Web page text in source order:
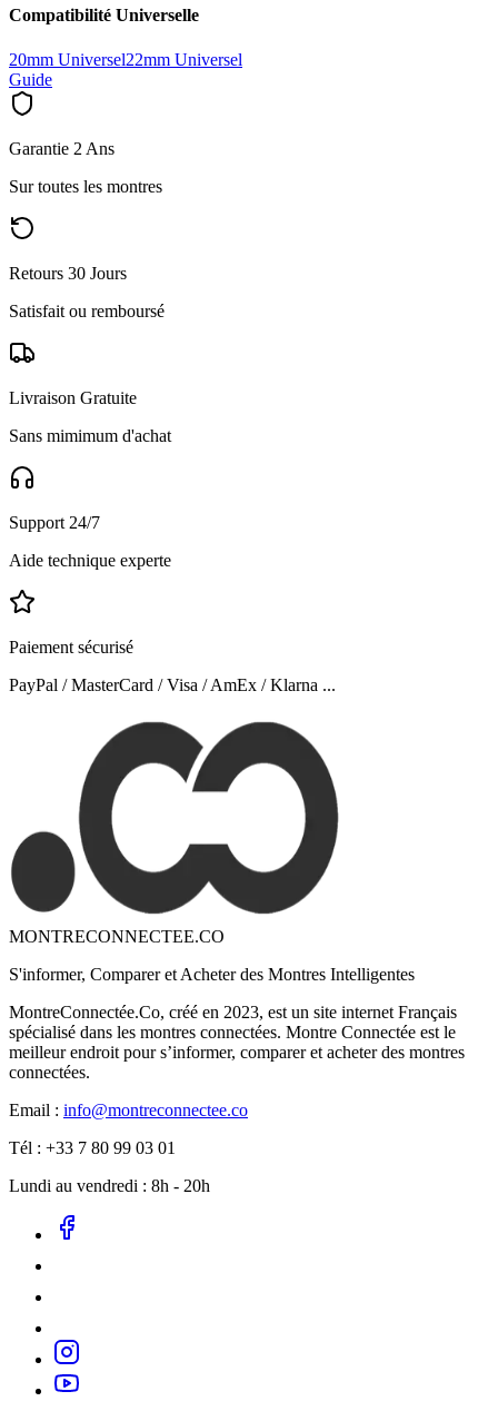
Compatibilité Universelle
20mm Universel22mm Universel
Guide
Garantie 2 Ans
Sur toutes les montres
Retours 30 Jours
Satisfait ou remboursé
Livraison Gratuite
Sans mimimum d'achat
Support 24/7
Aide technique experte
Paiement sécurisé
PayPal / MasterCard / Visa / AmEx / Klarna ...
MONTRECONNECTEE.CO
S'informer, Comparer et Acheter des Montres Intelligentes
MontreConnectée.Co, créé en 2023, est un site internet Français
spécialisé dans les montres connectées. Montre Connectée est le
meilleur endroit pour s’informer, comparer et acheter des montres
connectées.
Email : info@montreconnectee.co
Tél : +33 7 80 99 03 01
Lundi au vendredi : 8h - 20h